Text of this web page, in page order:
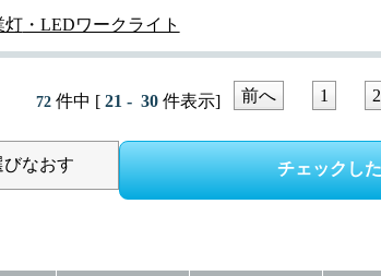
灯・LEDワークライト
72 件中 [ 21 - 30 件表示] 前へ 1 2
びなおす